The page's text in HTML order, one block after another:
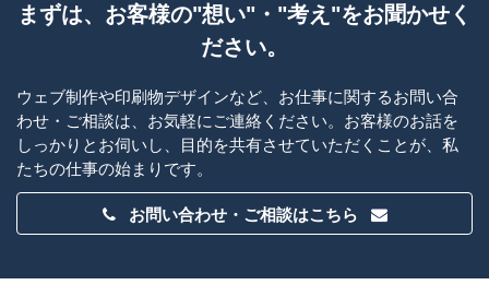
まずは、お客様の"想い"・"考え"をお聞かせく
ださい。
ウェブ制作や印刷物デザインなど、お仕事に関するお問い合
わせ・ご相談は、お気軽にご連絡ください。お客様のお話を
しっかりとお伺いし、目的を共有させていただくことが、私
たちの仕事の始まりです。
お問い合わせ・ご相談はこちら